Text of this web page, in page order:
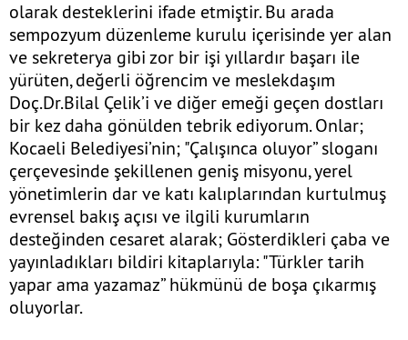
olarak desteklerini ifade etmiştir. Bu arada
sempozyum düzenleme kurulu içerisinde yer alan
ve sekreterya gibi zor bir işi yıllardır başarı ile
yürüten, değerli öğrencim ve meslekdaşım
Doç.Dr.Bilal Çelik’i ve diğer emeği geçen dostları
bir kez daha gönülden tebrik ediyorum. Onlar;
Kocaeli Belediyesi’nin; "Çalışınca oluyor” sloganı
çerçevesinde şekillenen geniş misyonu, yerel
yönetimlerin dar ve katı kalıplarından kurtulmuş
evrensel bakış açısı ve ilgili kurumların
desteğinden cesaret alarak; Gösterdikleri çaba ve
yayınladıkları bildiri kitaplarıyla: "Türkler tarih
yapar ama yazamaz” hükmünü de boşa çıkarmış
oluyorlar.